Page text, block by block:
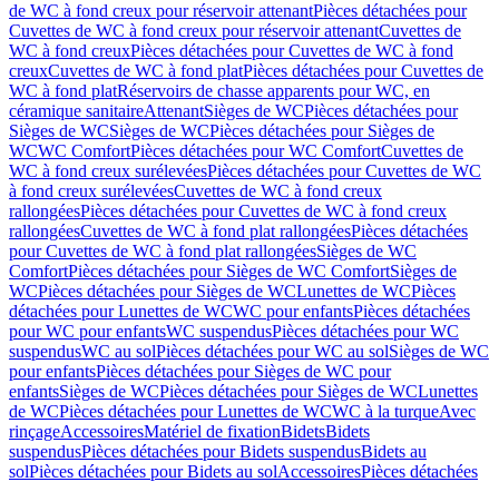
de WC à fond creux pour réservoir attenantPièces détachées pour
Cuvettes de WC à fond creux pour réservoir attenantCuvettes de
WC à fond creuxPièces détachées pour Cuvettes de WC à fond
creuxCuvettes de WC à fond platPièces détachées pour Cuvettes de
WC à fond platRéservoirs de chasse apparents pour WC, en
céramique sanitaireAttenantSièges de WCPièces détachées pour
Sièges de WCSièges de WCPièces détachées pour Sièges de
WCWC ComfortPièces détachées pour WC ComfortCuvettes de
WC à fond creux surélevéesPièces détachées pour Cuvettes de WC
à fond creux surélevéesCuvettes de WC à fond creux
rallongéesPièces détachées pour Cuvettes de WC à fond creux
rallongéesCuvettes de WC à fond plat rallongéesPièces détachées
pour Cuvettes de WC à fond plat rallongéesSièges de WC
ComfortPièces détachées pour Sièges de WC ComfortSièges de
WCPièces détachées pour Sièges de WCLunettes de WCPièces
détachées pour Lunettes de WCWC pour enfantsPièces détachées
pour WC pour enfantsWC suspendusPièces détachées pour WC
suspendusWC au solPièces détachées pour WC au solSièges de WC
pour enfantsPièces détachées pour Sièges de WC pour
enfantsSièges de WCPièces détachées pour Sièges de WCLunettes
de WCPièces détachées pour Lunettes de WCWC à la turqueAvec
rinçageAccessoiresMatériel de fixationBidetsBidets
suspendusPièces détachées pour Bidets suspendusBidets au
solPièces détachées pour Bidets au solAccessoiresPièces détachées